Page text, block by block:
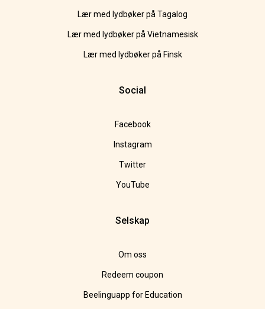
Lær med lydbøker på Tagalog
Lær med lydbøker på Vietnamesisk
Lær med lydbøker på Finsk
Social
Facebook
Instagram
Twitter
YouTube
Selskap
Om oss
Redeem coupon
Beelinguapp for Education